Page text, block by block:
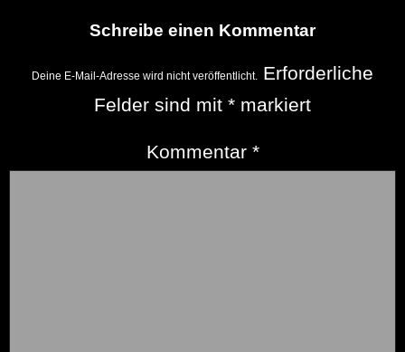
Schreibe einen Kommentar
Deine E-Mail-Adresse wird nicht veröffentlicht. Erforderliche
Felder sind mit * markiert
Kommentar *